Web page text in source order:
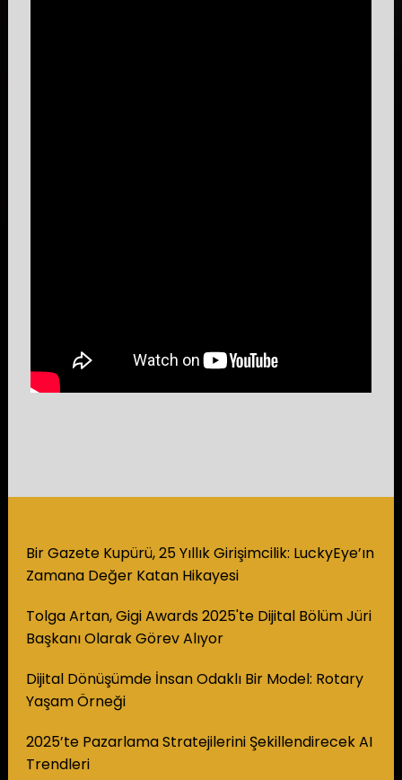
Bir Gazete Kupürü, 25 Yıllık Girişimcilik: LuckyEye’ın
Zamana Değer Katan Hikayesi
Tolga Artan, Gigi Awards 2025'te Dijital Bölüm Jüri
Başkanı Olarak Görev Alıyor
Dijital Dönüşümde İnsan Odaklı Bir Model: Rotary
Yaşam Örneği
2025’te Pazarlama Stratejilerini Şekillendirecek AI
Trendleri